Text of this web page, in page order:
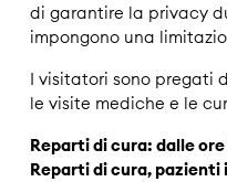
di garantire la privacy
impongono una
I visitatori sono pregati
le visite mediche e le
Reparti di cura: dalle
Reparti di cura,